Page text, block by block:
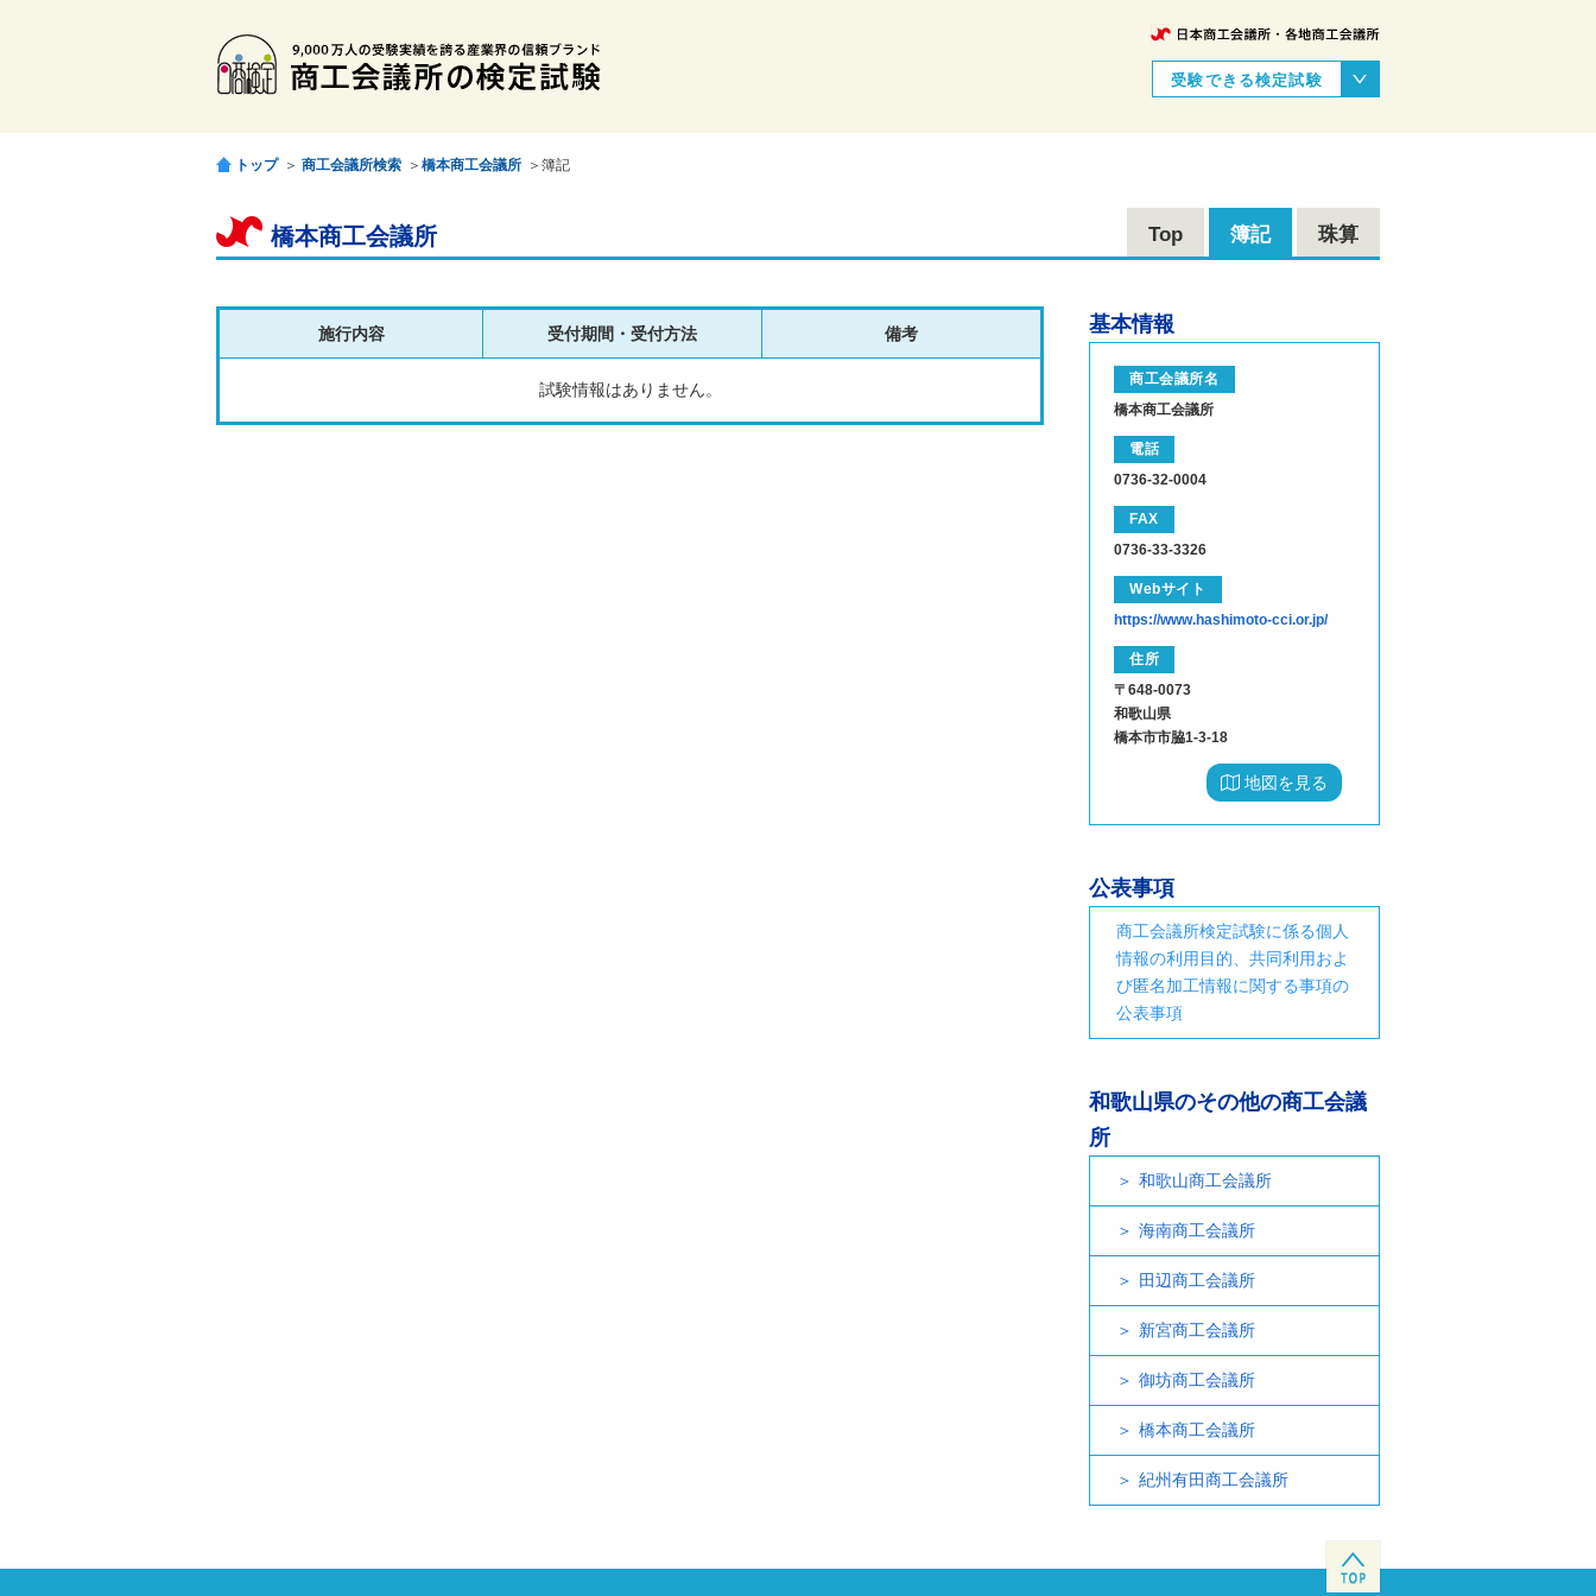
受験できる検定試験
トップ ＞ 商工会議所検索 ＞ 橋本商工会議所 ＞簿記
橋本商工会議所 Top 簿記 珠算
施行内容 受付期間・受付方法 備考
試験情報はありません。
基本情報
商工会議所名
橋本商工会議所
電話
0736-32-0004
FAX
0736-33-3326
Webサイト
https://www.hashimoto-cci.or.jp/
住所
〒648-0073
和歌山県
橋本市市脇1-3-18
地図を見る
公表事項
商工会議所検定試験に係る個人
情報の利用目的、共同利用およ
び匿名加工情報に関する事項の
公表事項
和歌山県のその他の商工会議
所
和歌山商工会議所
海南商工会議所
田辺商工会議所
新宮商工会議所
御坊商工会議所
橋本商工会議所
紀州有田商工会議所